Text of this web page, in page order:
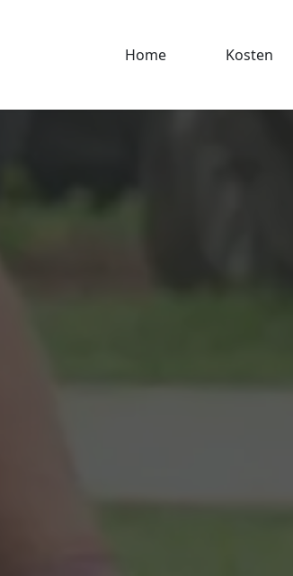
Home Kosten